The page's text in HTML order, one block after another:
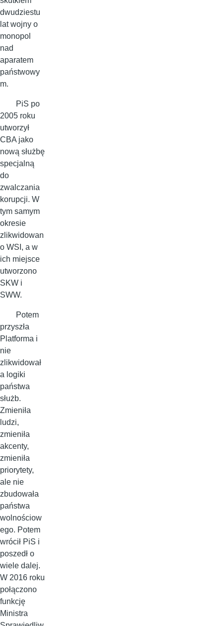
dwudziestu
lat wojny o
monopol
nad
aparatem
państwowy
m.
PiS po
2005 roku
utworzył
CBA jako
nową służbę
specjalną
do
zwalczania
korupcji. W
tym samym
okresie
zlikwidowan
o WSI, a w
ich miejsce
utworzono
SKW i
SWW.
Potem
przyszła
Platforma i
nie
zlikwidował
a logiki
państwa
służb.
Zmieniła
ludzi,
zmieniła
akcenty,
zmieniła
priorytety,
ale nie
zbudowała
państwa
wolnościow
ego. Potem
wrócił PiS i
poszedł o
wiele dalej.
W 2016 roku
połączono
funkcję
Ministra